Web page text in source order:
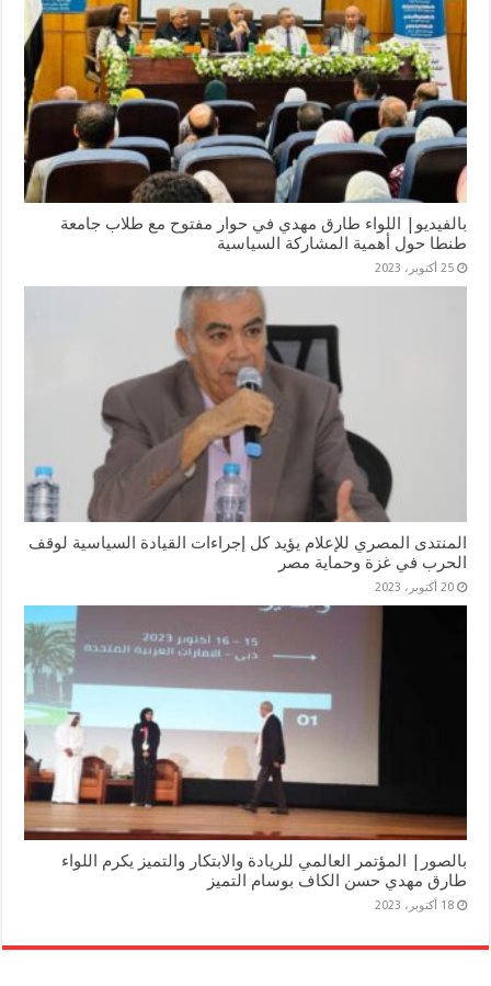
بالفيديو| اللواء طارق مهدي في حوار مفتوح مع طلاب جامعة
طنطا حول أهمية المشاركة السياسية
25 أكتوبر، 2023
المنتدى المصري للإعلام يؤيد كل إجراءات القيادة السياسية لوقف
الحرب في غزة وحماية مصر
20 أكتوبر، 2023
بالصور| المؤتمر العالمي للريادة والابتكار والتميز يكرم اللواء
طارق مهدي حسن الكاف بوسام التميز
18 أكتوبر، 2023